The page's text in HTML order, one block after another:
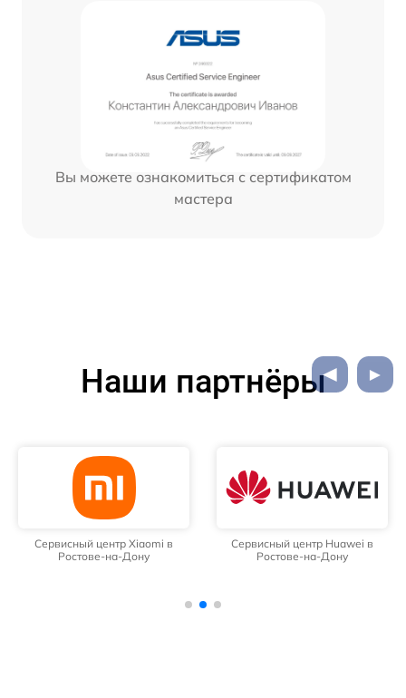
Вы можете ознакомиться с сертификатом
мастера
Наши партнёры
Сервисный центр Xiaomi в
Ростове-на-Дону
Сервисный центр Huawei в
Ростове-на-Дону